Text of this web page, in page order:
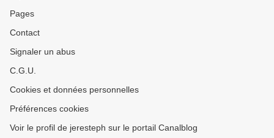
Pages
Contact
Signaler un abus
C.G.U.
Cookies et données personnelles
Préférences cookies
Voir le profil de jeresteph sur le portail Canalblog